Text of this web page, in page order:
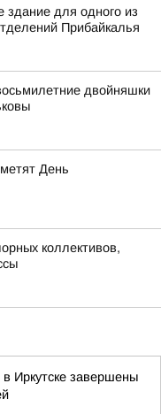
здание для одного из
Прибайкалья
двойняшки
День
коллективов,
Иркутске завершены